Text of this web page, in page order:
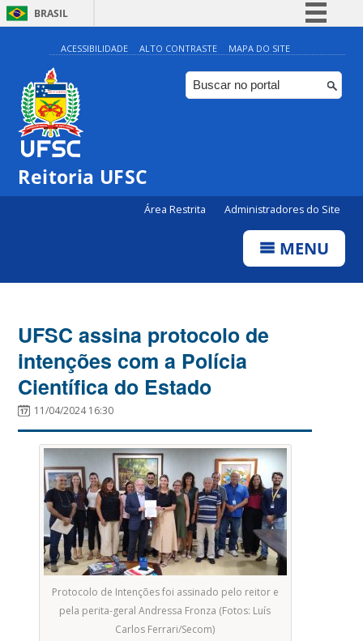
BRASIL
Simplifique!
Comunica BR
Participe
ACESSIBILIDADE ALTO CONTRASTE MAPA DO SITE
Reitoria UFSC
Área Restrita Administradores do Site
MENU
UFSC assina protocolo de
intenções com a Polícia
Científica do Estado
11/04/2024 16:30
Protocolo de Intenções foi assinado pelo reitor e
pela perita-geral Andressa Fronza (Fotos: Luís
Carlos Ferrari/Secom)